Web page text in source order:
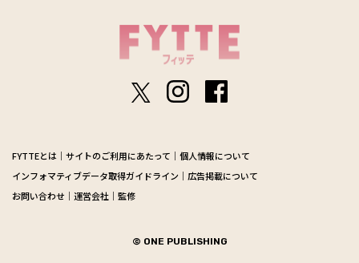
FYTTEとは サイトのご利用にあたって
個人情報について
インフォマティブデータ取得ガイドライン
広告掲載について
お問い合わせ
運営会社 監修
© ONE PUBLISHING